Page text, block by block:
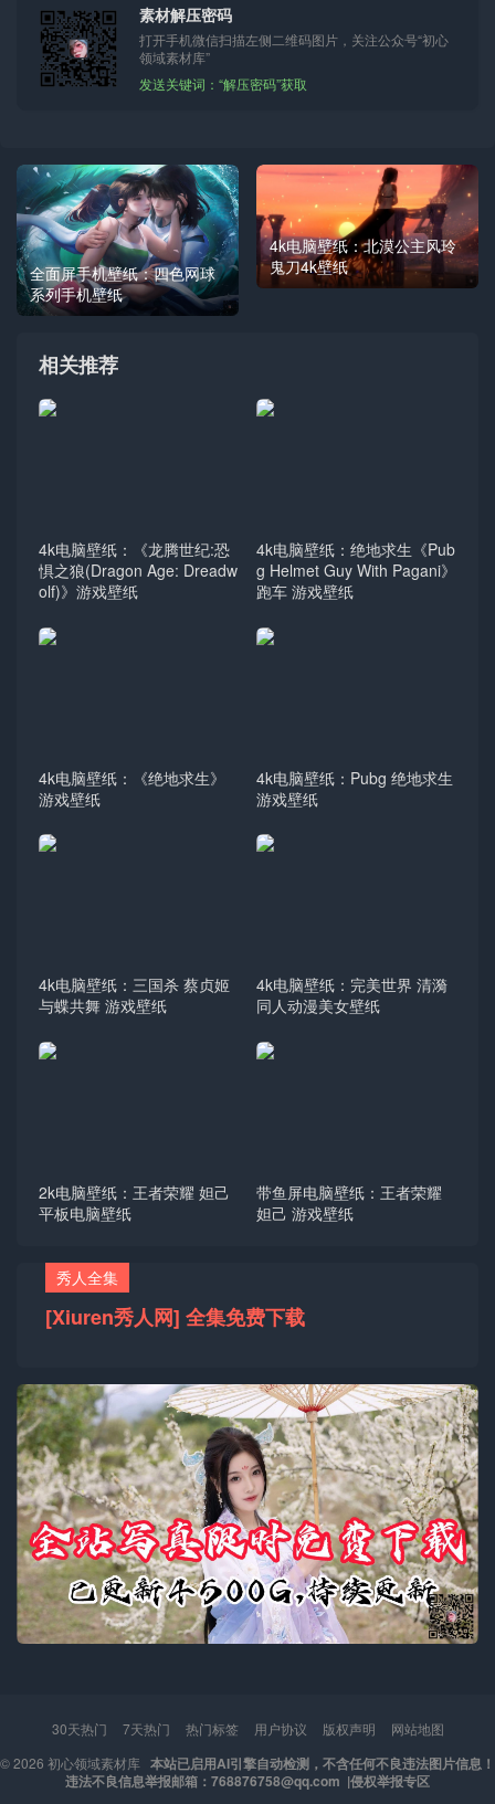
素材解压密码
打开手机微信扫描左侧二维码图片，关注公众号“初心
领域素材库”
发送关键词：“解压密码”获取
全面屏手机壁纸：四色网球
系列手机壁纸
4k电脑壁纸：北漠公主风玲
鬼刀4k壁纸
相关推荐
4k电脑壁纸：《龙腾世纪:恐
惧之狼(Dragon Age: Dreadw
olf)》游戏壁纸
4k电脑壁纸：绝地求生《Pub
g Helmet Guy With Pagani》
跑车 游戏壁纸
4k电脑壁纸：《绝地求生》
游戏壁纸
4k电脑壁纸：Pubg 绝地求生
游戏壁纸
4k电脑壁纸：三国杀 蔡贞姬
与蝶共舞 游戏壁纸
4k电脑壁纸：完美世界 清漪
同人动漫美女壁纸
2k电脑壁纸：王者荣耀 妲己
平板电脑壁纸
带鱼屏电脑壁纸：王者荣耀
妲己 游戏壁纸
秀人全集
[Xiuren秀人网] 全集免费下载
30天热门 7天热门 热门标签 用户协议 版权声明
网站地图
© 2026 初心领域素材库 本站已启用AI引擎自动检测，不含任何不良违法图片信息！
违法不良信息举报邮箱：768876758@qq.com |侵权举报专区